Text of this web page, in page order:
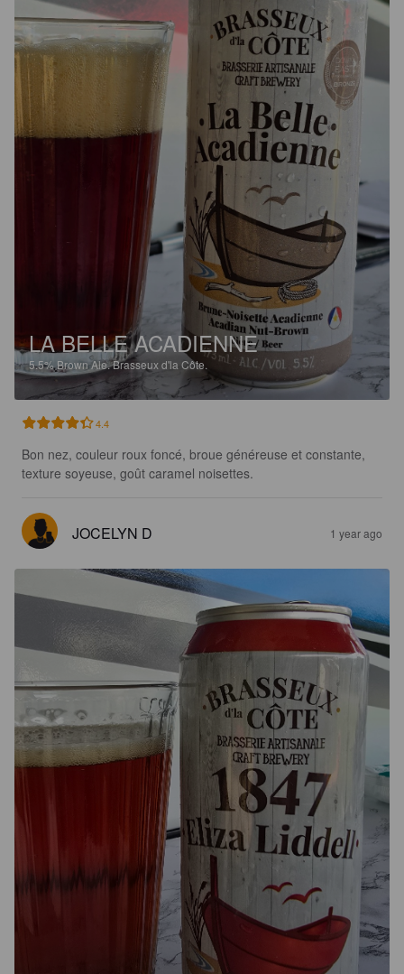
LA BELLE ACADIENNE
5.5%Brown Ale.Brasseux d'la Côte.
4.4
Bon nez, couleur roux foncé, broue généreuse et constante,
texture soyeuse, goût caramel noisettes.
JOCELYN D 1 year ago